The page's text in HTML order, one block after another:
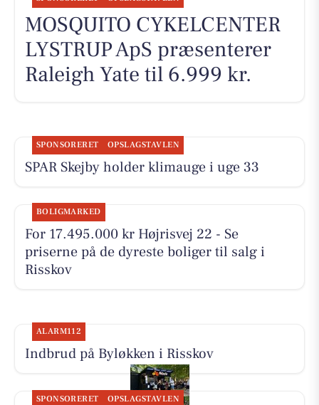
MOSQUITO CYKELCENTER
LYSTRUP ApS præsenterer
Raleigh Yate til 6.999 kr.
SPONSORERET OPSLAGSTAVLEN
SPAR Skejby holder klimauge i uge 33
BOLIGMARKED
For 17.495.000 kr Højrisvej 22 - Se
priserne på de dyreste boliger til salg i
Risskov
ALARM112
Indbrud på Byløkken i Risskov
SPONSORERET OPSLAGSTAVLEN